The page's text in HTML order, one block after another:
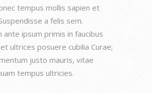
tempus mollis sapien et
a felis sem.
ante ipsum primis in faucibus
ultrices posuere cubilia Curae;
justo mauris, vitae
tempus ultricies.